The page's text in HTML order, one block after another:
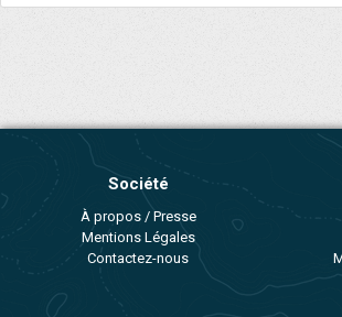
Société
À propos / Presse
Mentions Légales
Contactez-nous